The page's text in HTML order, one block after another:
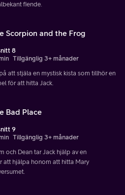
fiende.
Scorpion and the Frog
8
Tillgänglig 3+ månader
att stjäla en mystisk kista som tillhör en
för att hitta Jack.
Bad Place
9
Tillgänglig 3+ månader
och Dean tar Jack hjälp av en
att hjälpa honom att hitta Mary